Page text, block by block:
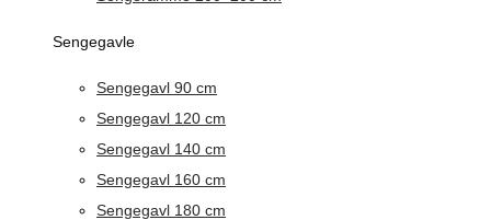
Sengegavle
Sengegavl 90 cm
Sengegavl 120 cm
Sengegavl 140 cm
Sengegavl 160 cm
Sengegavl 180 cm